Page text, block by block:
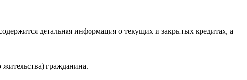
детальная информация о текущих и закрытых кредитах, а
гражданина.